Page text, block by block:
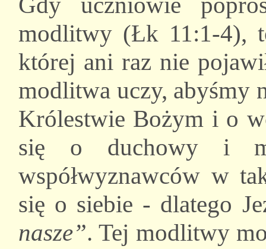
modlitwy (Łk 11:1-4),
której ani raz nie
modlitwa uczy, abyśmy
Królestwie Bożym i o
się o duchowy i
współwyznawców w
się o siebie - dlatego
nasze”. Tej modlitwy